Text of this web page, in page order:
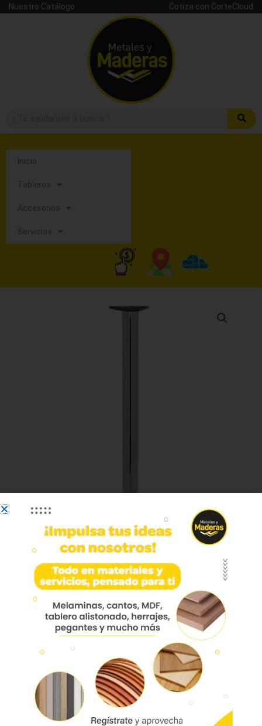
Nuestro Catálogo Cotiza con CorteCloud
Inicio
Tableros
Accesorios
Servicios
Pata 020 Escritorio Acero
Niquel Cepillado 85cm
Pata 020 Escritorio Acero Niquel Cepillado
85cm Ø60mm Con Nivelador Hpa020-85
Aplicación: Escritorios, comedor, centros de
entretenimiento, cocina, mueble de baño, oficina
Código:
06069
Referencia:
HPA020-85